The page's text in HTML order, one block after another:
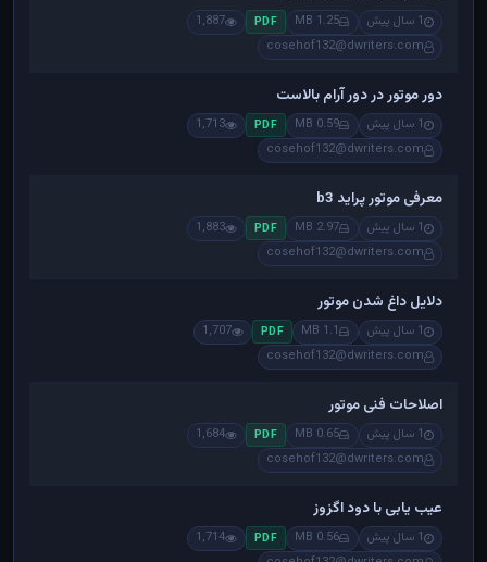
1 سال پیش 1.25 MB
PDF
1,887
cosehof132@dwriters.com
دور موتور در دور آرام بالاست
1 سال پیش 0.59 MB
PDF
1,713
cosehof132@dwriters.com
معرفی موتور پراید b3
1 سال پیش 2.97 MB
PDF
1,883
cosehof132@dwriters.com
دلایل داغ شدن موتور
1 سال پیش 1.1 MB
PDF
1,707
cosehof132@dwriters.com
اصلاحات فنی موتور
1 سال پیش 0.65 MB
PDF
1,684
cosehof132@dwriters.com
عیب یابی با دود اگزوز
1 سال پیش 0.56 MB
PDF
1,714